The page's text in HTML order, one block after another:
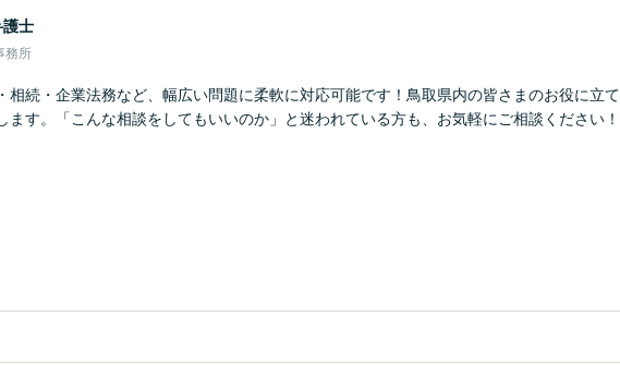
護士
務所
相続・企業法務など、幅広い問題に柔軟に対応可能です！鳥取県内の皆さまのお役に立て
ます。「こんな相談をしてもいいのか」と迷われている方も、お気軽にご相談ください！